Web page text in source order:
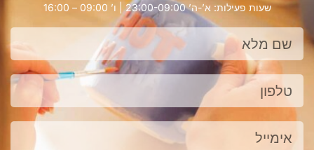
שעות פעילות: א’-ה’ 23:00-09:00 | ו’ 09:00 – 16:00
שם
מלא
טלפון
אימייל